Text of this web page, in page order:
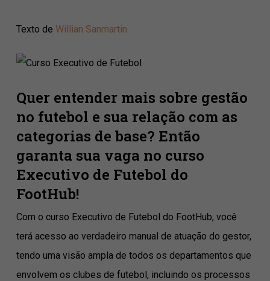
Texto de Willian Sanmartin
Quer entender mais sobre gestão
no futebol e sua relação com as
categorias de base? Então
garanta sua vaga no curso
Executivo de Futebol do
FootHub!
Com o curso Executivo de Futebol do FootHub, você
terá acesso ao verdadeiro manual de atuação do gestor,
tendo uma visão ampla de todos os departamentos que
envolvem os clubes de futebol, incluindo os processos